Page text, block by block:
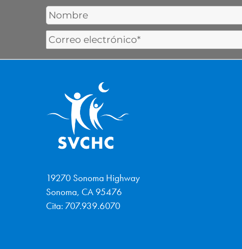
First
Name
Email
Address
19270 Sonoma Highway
Sonoma, CA 95476
Cita: 707.939.6070